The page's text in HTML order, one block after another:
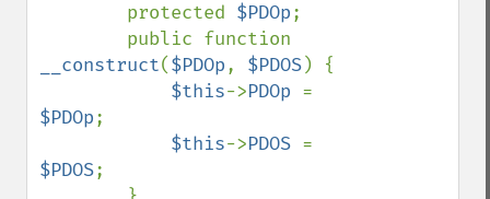
        protected
$PDOp;
__construct($PDOp, $PDOS) {
$this->PDOp
$PDOp;
$this->PDOS
$PDOS;